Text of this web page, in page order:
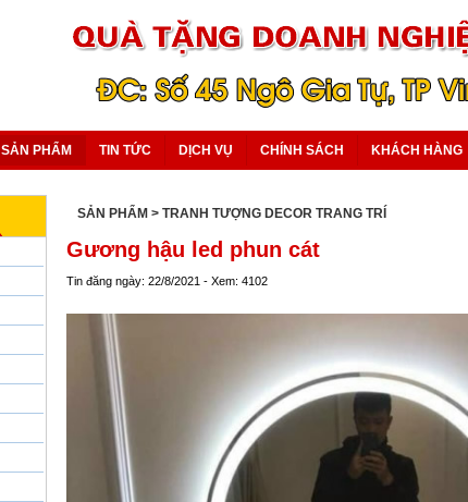
SẢN PHẨM TIN TỨC DỊCH VỤ CHÍNH SÁCH KHÁCH HÀNG
SẢN PHẨM > TRANH TƯỢNG DECOR TRANG TRÍ
Gương hậu led phun cát
Tin đăng ngày: 22/8/2021 - Xem: 4102